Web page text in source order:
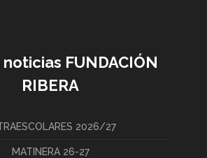
FUNDACIÓN
RIBERA
2026/27
MATINERA 26-27